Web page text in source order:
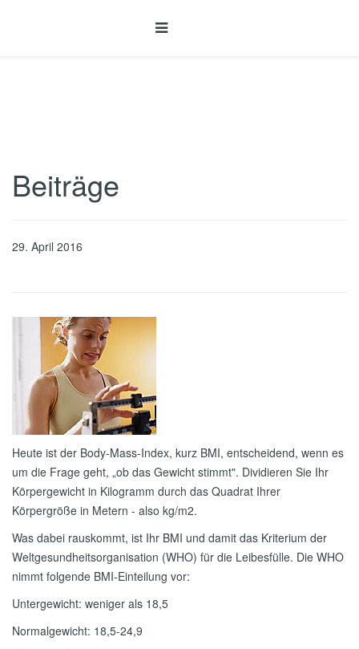
Beiträge
29. April 2016
Heute ist der Body-Mass-Index, kurz BMI, entscheidend, wenn es
um die Frage geht, „ob das Gewicht stimmt". Dividieren Sie Ihr
Körpergewicht in Kilogramm durch das Quadrat Ihrer
Körpergröße in Metern - also kg/m2.
Was dabei rauskommt, ist Ihr BMI und damit das Kriterium der
Weltgesundheitsorganisation (WHO) für die Leibesfülle. Die WHO
nimmt folgende BMI-Einteilung vor:
Untergewicht: weniger als 18,5
Normalgewicht: 18,5-24,9